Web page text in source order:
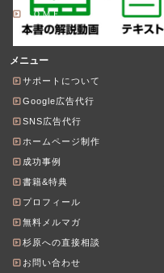
ＨＯＭＥ
メニュー
サポートについて
Google広告代行
SNS広告代行
ホームページ制作
成功事例
書籍&特典
プロフィール
無料メルマガ
杉原への直接相談
お問い合わせ